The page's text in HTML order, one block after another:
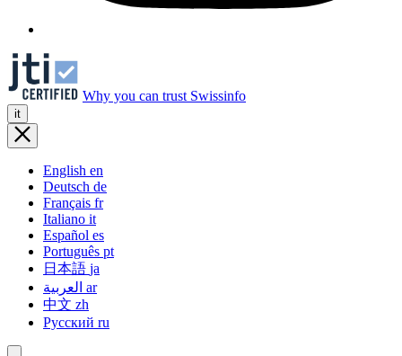
Why you can trust Swissinfo
it
English en
Deutsch de
Français fr
Italiano it
Español es
Português pt
日本語 ja
ar
中文 zh
Русский ru